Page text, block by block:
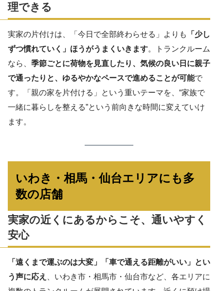
理できる
実家の片付けは、「今日で全部終わらせる」よりも
「少し
ずつ慣れていく」ほうがうまくいきます。トランクルーム
なら、 季節ごとに荷物を見直したり、気候の良い日に親子
で通ったりと、ゆるやかなペースで進めることが可能で
す。「親の家を片付ける」という重いテーマを、“家族で
一緒に暮らしを整える”という前向きな時間に変えていけ
ます。
いわき・相馬・仙台エリアにも多
数の店舗
実家の近くにあるからこそ、通いやすく
安心
「遠くまで運ぶのは大変」「車で通える距離がいい」とい
う声に応え
、いわき市・相馬市・仙台市など、各エリアに